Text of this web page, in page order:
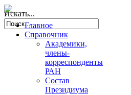
Искать...
Главное
Справочник
Академики,
члены-
корреспонденты
РАН
Состав
Президиума